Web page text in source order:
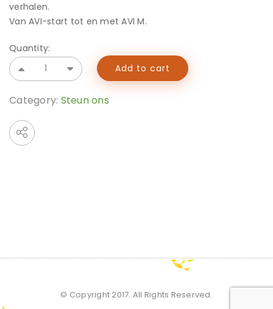
verhalen.
Van AVI-start tot en met AVI M.
Quantity:
Add to cart
Category: Steun ons
© Copyright 2017. All Rights Reserved.